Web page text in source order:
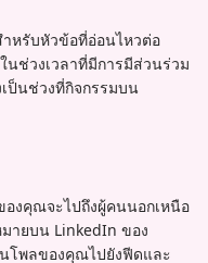
หรับหัวข้อที่อ่อนไหวต่อ
นช่วงเวลาที่มีการมีส่วนร่วม
ป็นช่วงที่กิจกรรมบน
องคุณจะไปถึงผู้คนนอกเหนือ
มายบน LinkedIn ของ
โพลของคุณไปยังฟีดและ